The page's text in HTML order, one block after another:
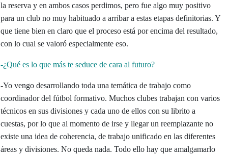
la reserva y en ambos casos perdimos, pero fue algo muy positivo
para un club no muy habituado a arribar a estas etapas definitorias. Y
que tiene bien en claro que el proceso está por encima del resultado,
con lo cual se valoró especialmente eso.
-¿Qué es lo que más te seduce de cara al futuro?
-Yo vengo desarrollando toda una temática de trabajo como
coordinador del fútbol formativo. Muchos clubes trabajan con varios
técnicos en sus divisiones y cada uno de ellos con su librito a
cuestas, por lo que al momento de irse y llegar un reemplazante no
existe una idea de coherencia, de trabajo unificado en las diferentes
áreas y divisiones. No queda nada. Todo ello hay que amalgamarlo